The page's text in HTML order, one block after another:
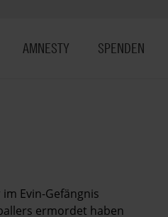
AMNESTY SPENDEN
Evin-Gefängnis
ermordet haben